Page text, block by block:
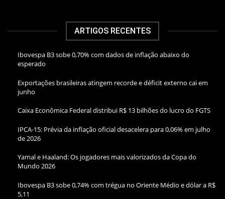
ARTIGOS RECENTES
Ibovespa B3 sobe 0,70% com dados de inflação abaixo do
esperado
Exportações brasileiras atingem recorde e déficit externo cai em
junho
Caixa Econômica Federal distribui R$ 13 bilhões do lucro do FGTS
IPCA-15: Prévia da inflação oficial desacelera para 0,06% em julho
de 2026
Yamal e Haaland: Os jogadores mais valorizados da Copa do
Mundo 2026
Ibovespa B3 sobe 0,74% com trégua no Oriente Médio e dólar a R$
5,11